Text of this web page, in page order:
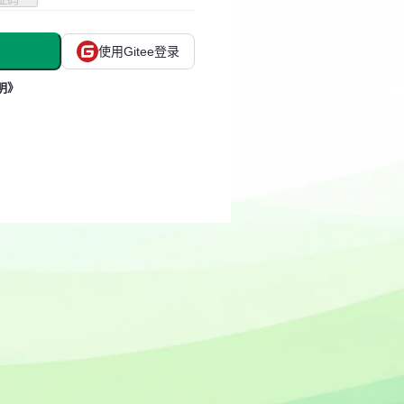
使用Gitee登录
》